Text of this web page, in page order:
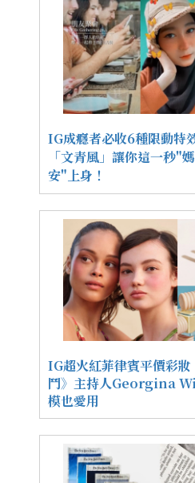
IG成癮者必收6種限動特
「文青風」讓你這一秒"
安"上身！
IG超火紅菲律賓平價彩
鬥》主持人Georgina
模也愛用